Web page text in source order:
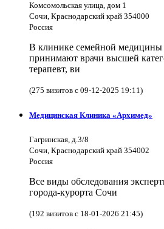
Комсомольская улица, дом 1
Сочи, Краснодарский край 354000
Россия
В клинике семейной медицины
принимают врачи высшей
терапевт, ви
(275 визитов с 09-12-2025 19:11)
Медицинская Клиника «Архимед»
Гагринская, д.3/8
Сочи, Краснодарский край 354002
Россия
Все виды обследования
города-курорта Сочи
(192 визитов с 18-01-2026 21:45)